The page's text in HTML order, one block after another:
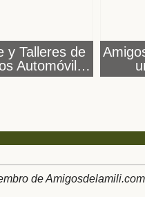
y Talleres de
Automóviles
de